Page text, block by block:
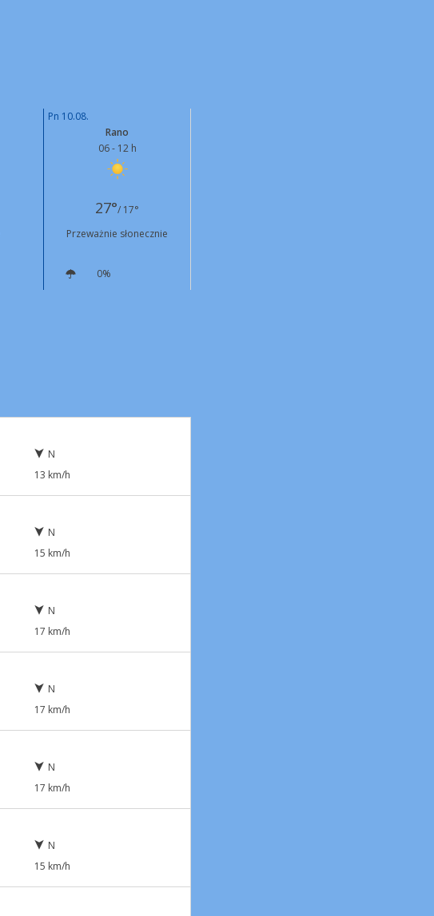
Pn 10.08.
Rano
06 - 12 h
27°/ 17°
Przeważnie słonecznie
0%
N
13 km/h
N
15 km/h
N
17 km/h
N
17 km/h
N
17 km/h
N
15 km/h